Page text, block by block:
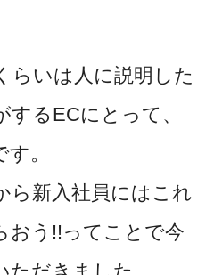
らいは人に説明した
るECにとって、
。
ら新入社員にはこれ
おう!!ってことで今